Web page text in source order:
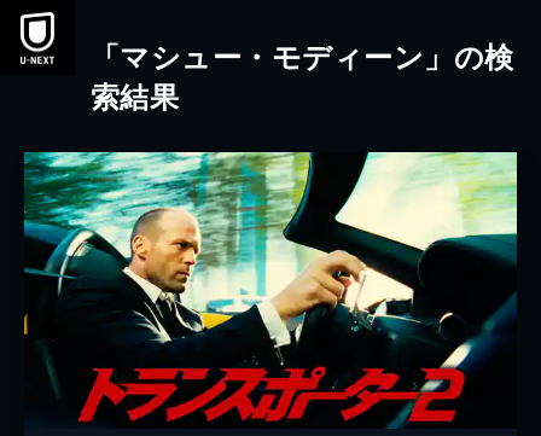
本文へスキップ
「マシュー・モディーン」の検
索結果